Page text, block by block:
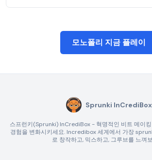
모노폴리 지금 플레이
Sprunki InCrediBox
스프런키(Sprunki) InCrediBox - 혁명적인 비트 메이
경험을 변화시키세요. Incredibox 세계에서 가장
로 창작하고, 믹스하고, 그루브를 느껴